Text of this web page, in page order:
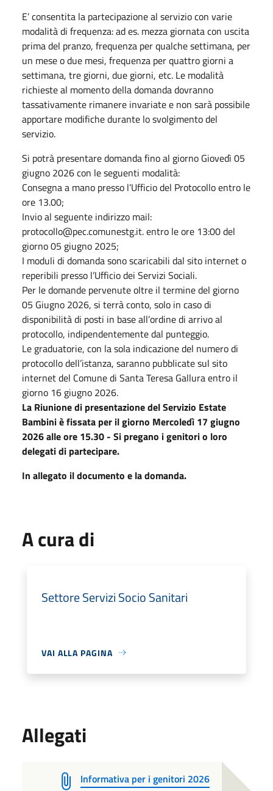
E’ consentita la partecipazione al servizio con varie
modalità di frequenza: ad es. mezza giornata con uscita
prima del pranzo, frequenza per qualche settimana, per
un mese o due mesi, frequenza per quattro giorni a
settimana, tre giorni, due giorni, etc. Le modalità
richieste al momento della domanda dovranno
tassativamente rimanere invariate e non sarà possibile
apportare modifiche durante lo svolgimento del
servizio.
Si potrà presentare domanda fino al giorno Giovedì 05
giugno 2026 con le seguenti modalità:
Consegna a mano presso l’Ufficio del Protocollo entro le
ore 13.00;
Invio al seguente indirizzo mail:
protocollo@pec.comunestg.it. entro le ore 13:00 del
giorno 05 giugno 2025;
I moduli di domanda sono scaricabili dal sito internet o
reperibili presso l’Ufficio dei Servizi Sociali.
Per le domande pervenute oltre il termine del giorno
05 Giugno 2026, si terrà conto, solo in caso di
disponibilità di posti in base all’ordine di arrivo al
protocollo, indipendentemente dal punteggio.
Le graduatorie, con la sola indicazione del numero di
protocollo dell’istanza, saranno pubblicate sul sito
internet del Comune di Santa Teresa Gallura entro il
giorno 16 giugno 2026.
La Riunione di presentazione del Servizio Estate
Bambini è fissata per il giorno Mercoledì 17 giugno
2026 alle ore 15.30 - Si pregano i genitori o loro
delegati di partecipare.
In allegato il documento e la domanda.
A cura di
Settore Servizi Socio Sanitari
VAI ALLA PAGINA
Allegati
Informativa per i genitori 2026